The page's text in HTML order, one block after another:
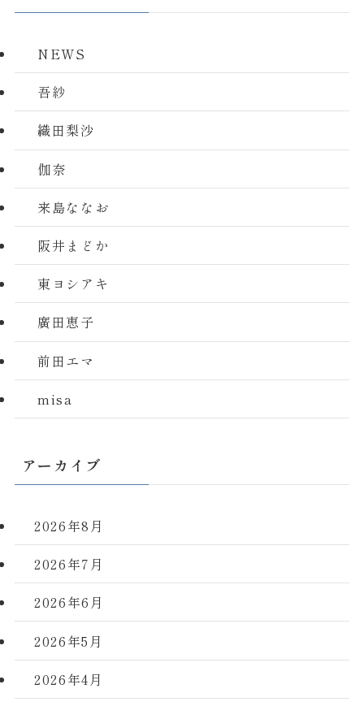
NEWS
吾紗
織田梨沙
伽奈
来島ななお
阪井まどか
東ヨシアキ
廣田恵子
前田エマ
misa
アーカイブ
2026年8月
2026年7月
2026年6月
2026年5月
2026年4月